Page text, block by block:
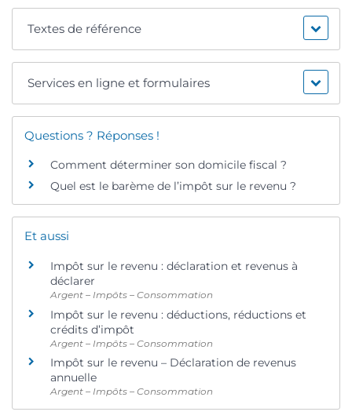
Textes de référence
Services en ligne et formulaires
Questions ? Réponses !
Comment déterminer son domicile fiscal ?
Quel est le barème de l’impôt sur le revenu ?
Et aussi
Impôt sur le revenu : déclaration et revenus à
déclarer
Argent – Impôts – Consommation
Impôt sur le revenu : déductions, réductions et
crédits d’impôt
Argent – Impôts – Consommation
Impôt sur le revenu – Déclaration de revenus
annuelle
Argent – Impôts – Consommation